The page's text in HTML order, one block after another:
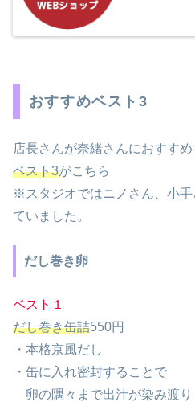
おすすめベスト3
店長さんが奈緒さんにおすすめ
ベスト3がこちら
※スタジオではニノさん、小
ていました。
だし巻き卵
ベスト１
だし巻き缶詰550円
・本格京風だし
・缶に入れ密封することで
卵の隅々まで出汁が染み渡り